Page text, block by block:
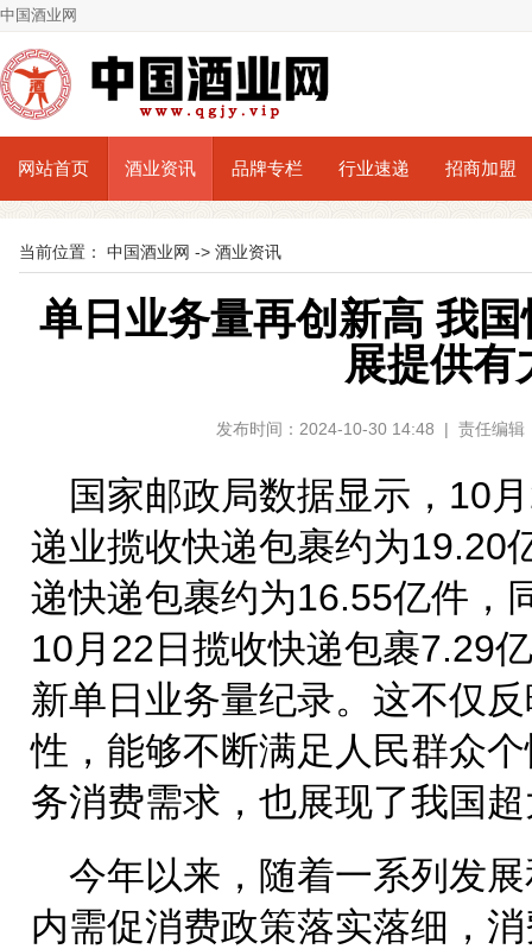
中国酒业网
网站首页 酒业资讯 品牌专栏 行业速递 招商加盟
当前位置： 中国酒业网 -> 酒业资讯
单日业务量再创新高 我
展提供有
发布时间：2024-10-30 14:48 | 责任编
国家邮政局数据显示，10
递业揽收快递包裹约为19.20
递快递包裹约为16.55亿件，
10月22日揽收快递包裹7.29
新单日业务量纪录。这不仅
性，能够不断满足人民群众
务消费需求，也展现了我国
今年以来，随着一系列发
内需促消费政策落实落细，